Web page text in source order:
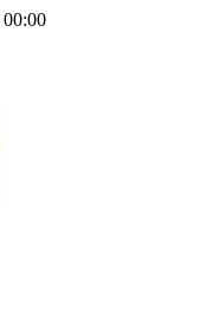
00:00